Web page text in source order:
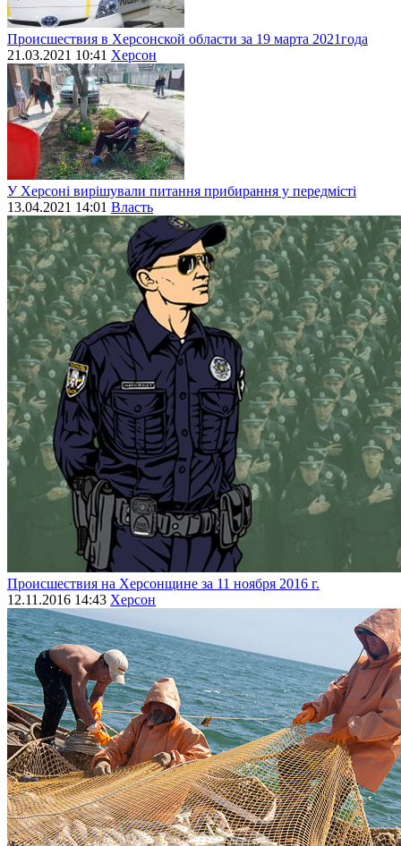
Происшествия в Херсонской области за 19 марта 2021года
21.03.2021 10:41 Херсон
У Херсоні вирішували питання прибирання у передмісті
13.04.2021 14:01 Власть
Происшествия на Херсонщине за 11 ноября 2016 г.
12.11.2016 14:43 Херсон